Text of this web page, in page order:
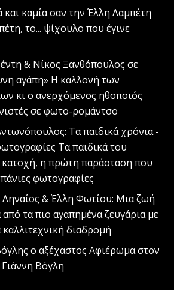
και καμία σαν την Έλλη Λαμπέτη
το... ψίχουλο που έγινε
& Nίκος Ξανθόπουλος σε
αγάπη» Η καλλονή των
κι ο ανερχόμενος ηθοποιός
σε φωτο-ρομάντσο
Τα παιδικά χρόνια -
Τα παιδικά του
κατοχή, η πρώτη παράσταση που
φωτογραφίες
Ληναίος & Έλλη Φωτίου: Μια ζωή
τα πιο αγαπημένα ζευγάρια με
διαδρομή
ο αξέχαστος Αφιέρωμα στον
Βόγλη